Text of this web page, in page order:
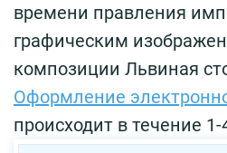
времени правления
графическим
композиции Львиная
Оформление
происходит в течение